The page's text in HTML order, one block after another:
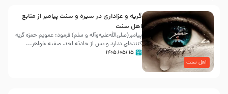
اهل سنت
گریه و عزاداری در سیره و سنت پیامبر از منابع
اهل سنت
پیامبر(صلی‌الله‌علیه‌وآله و سلم) فرمود: عمویم حمزه گریه
کننده‌ای ندارد و پس از حادثه احد، صفیه خواهر...
۱۵ /۰۵/ ۱۴۰۵